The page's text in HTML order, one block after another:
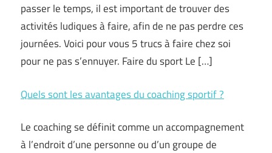
passer le temps, il est important de trouver des
activités ludiques à faire, afin de ne pas perdre ces
journées. Voici pour vous 5 trucs à faire chez soi
pour ne pas s’ennuyer. Faire du sport Le […]
Quels sont les avantages du coaching sportif ?
Le coaching se définit comme un accompagnement
à l’endroit d’une personne ou d’un groupe de